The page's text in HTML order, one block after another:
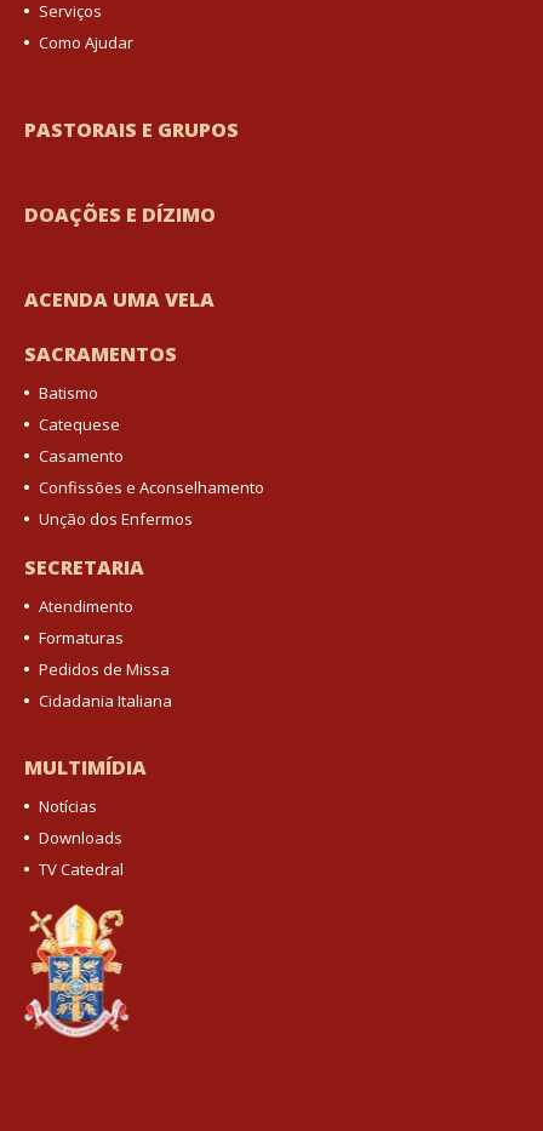
Serviços
Como Ajudar
PASTORAIS E GRUPOS
DOAÇÕES E DÍZIMO
ACENDA UMA VELA
SACRAMENTOS
Batismo
Catequese
Casamento
Confissões e Aconselhamento
Unção dos Enfermos
SECRETARIA
Atendimento
Formaturas
Pedidos de Missa
Cidadania Italiana
MULTIMÍDIA
Notícias
Downloads
TV Catedral